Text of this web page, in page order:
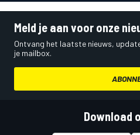
Meld je aan voor onze
Ontvang het laatste nieuws,
je mailbox.
Download